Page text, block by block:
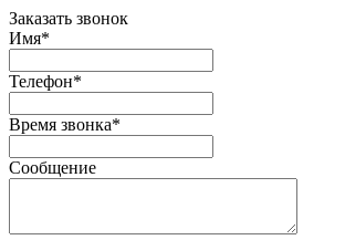
Заказать звонок
Имя*
Телефон*
Время звонка*
Сообщение